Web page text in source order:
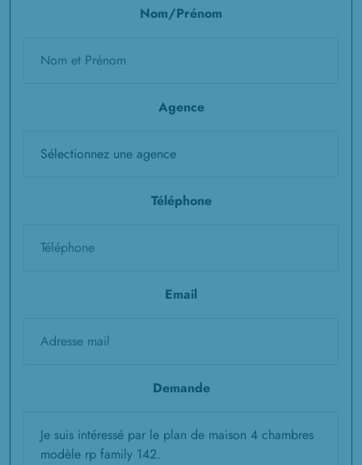
Nom/Prénom
Agence
Téléphone
Email
Demande